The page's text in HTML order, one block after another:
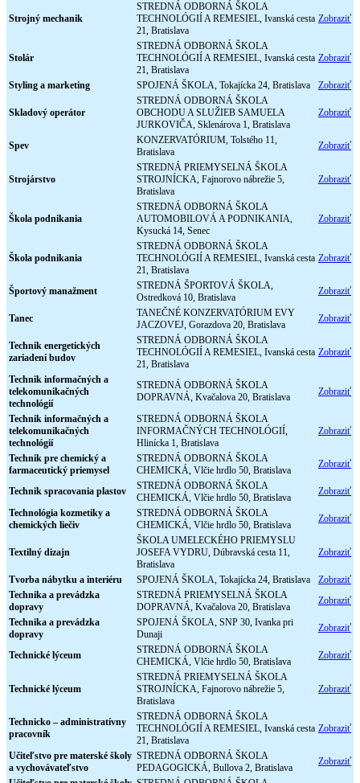
Strojný mechanik
STREDNÁ ODBORNÁ ŠKOLA
TECHNOLÓGIÍ A REMESIEL, Ivanská cesta
21, Bratislava
Zobraziť
Stolár
STREDNÁ ODBORNÁ ŠKOLA
TECHNOLÓGIÍ A REMESIEL, Ivanská cesta
21, Bratislava
Zobraziť
Styling a marketing SPOJENÁ ŠKOLA, Tokajícka 24, Bratislava Zobraziť
Skladový operátor
STREDNÁ ODBORNÁ ŠKOLA
OBCHODU A SLUŽIEB SAMUELA
JURKOVIČA, Sklenárova 1, Bratislava
Zobraziť
Spev
KONZERVATÓRIUM, Tolstého 11,
Bratislava
Zobraziť
Strojárstvo
STREDNÁ PRIEMYSELNÁ ŠKOLA
STROJNÍCKA, Fajnorovo nábrežie 5,
Bratislava
Zobraziť
Škola podnikania
STREDNÁ ODBORNÁ ŠKOLA
AUTOMOBILOVÁ A PODNIKANIA,
Kysucká 14, Senec
Zobraziť
Škola podnikania
STREDNÁ ODBORNÁ ŠKOLA
TECHNOLÓGIÍ A REMESIEL, Ivanská cesta
21, Bratislava
Zobraziť
Športový manažment
STREDNÁ ŠPORTOVÁ ŠKOLA,
Ostredková 10, Bratislava
Zobraziť
Tanec
TANEČNÉ KONZERVATÓRIUM EVY
JACZOVEJ, Gorazdova 20, Bratislava
Zobraziť
Technik energetických
zariadení budov
STREDNÁ ODBORNÁ ŠKOLA
TECHNOLÓGIÍ A REMESIEL, Ivanská cesta
21, Bratislava
Zobraziť
Technik informačných a
telekomunikačných
technológií
STREDNÁ ODBORNÁ ŠKOLA
DOPRAVNÁ, Kvačalova 20, Bratislava
Zobraziť
Technik informačných a
telekomunikačných
technológií
STREDNÁ ODBORNÁ ŠKOLA
INFORMAČNÝCH TECHNOLÓGIÍ,
Hlinícka 1, Bratislava
Zobraziť
Technik pre chemický a
farmaceutický priemysel
STREDNÁ ODBORNÁ ŠKOLA
CHEMICKÁ, Vlčie hrdlo 50, Bratislava
Zobraziť
Technik spracovania plastov
STREDNÁ ODBORNÁ ŠKOLA
CHEMICKÁ, Vlčie hrdlo 50, Bratislava
Zobraziť
Technológia kozmetiky a
chemických liečiv
STREDNÁ ODBORNÁ ŠKOLA
CHEMICKÁ, Vlčie hrdlo 50, Bratislava
Zobraziť
Textilný dizajn
ŠKOLA UMELECKÉHO PRIEMYSLU
JOSEFA VYDRU, Dúbravská cesta 11,
Bratislava
Zobraziť
Tvorba nábytku a interiéru SPOJENÁ ŠKOLA, Tokajícka 24, Bratislava
Zobraziť
Technika a prevádzka
dopravy
STREDNÁ PRIEMYSELNÁ ŠKOLA
DOPRAVNÁ, Kvačalova 20, Bratislava
Zobraziť
Technika a prevádzka
dopravy
SPOJENÁ ŠKOLA, SNP 30, Ivanka pri
Dunaji
Zobraziť
Technické lýceum
STREDNÁ ODBORNÁ ŠKOLA
CHEMICKÁ, Vlčie hrdlo 50, Bratislava
Zobraziť
Technické lýceum
STREDNÁ PRIEMYSELNÁ ŠKOLA
STROJNÍCKA, Fajnorovo nábrežie 5,
Bratislava
Zobraziť
Technicko – administratívny
pracovník
STREDNÁ ODBORNÁ ŠKOLA
TECHNOLÓGIÍ A REMESIEL, Ivanská cesta
21, Bratislava
Zobraziť
Učiteľstvo pre materské školy
a vychovávateľstvo
STREDNÁ ODBORNÁ ŠKOLA
PEDAGOGICKÁ, Bullova 2, Bratislava
Zobraziť